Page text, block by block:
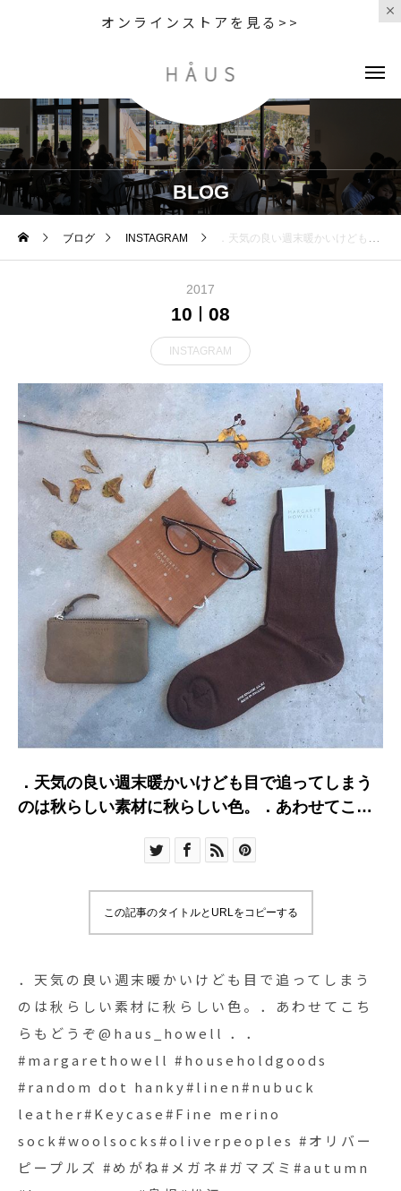
オンラインストアを見る>>
BLOG
ブログ INSTAGRAM ．天気の良い週末暖かいけども目で追ってしまうのは秋らしい素材に秋らしい色。．あわせてこちらもどうぞ︎@haus_howell ．．#margarethowell #householdgoods #random dot hanky#linen#nubuck leather#Keycase#Fine merino sock#woolsocks#oliverpeoples #オリバーピープルズ #めがね#メガネ#ガマズミ#autumn #hausmatsue #島根#松江
2017
10 08
INSTAGRAM
．天気の良い週末暖かいけども目で追ってしまう
のは秋らしい素材に秋らしい色。．あわせてこち
#householdgoods #random dot
merino sock#woolsocks#oliverpeoples #オリバ
この記事のタイトルとURLをコピーする
．天気の良い週末暖かいけども目で追ってしまう
のは秋らしい素材に秋らしい色。．あわせてこち
らもどうぞ︎@haus_howell ．．
#margarethowell #householdgoods
#random dot hanky#linen#nubuck
leather#Keycase#Fine merino
sock#woolsocks#oliverpeoples #オリバー
ピープルズ #めがね#メガネ#ガマズミ#autumn